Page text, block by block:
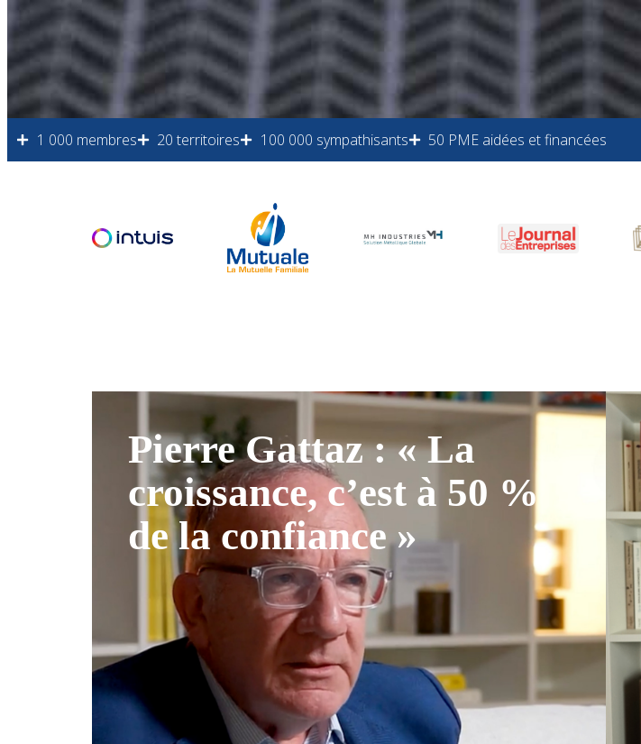
1 000 membres 20 territoires 100 000 sympathisants 50 PME aidées et financées
Pierre Gattaz : « La
croissance, c’est à 50 %
de la confiance »